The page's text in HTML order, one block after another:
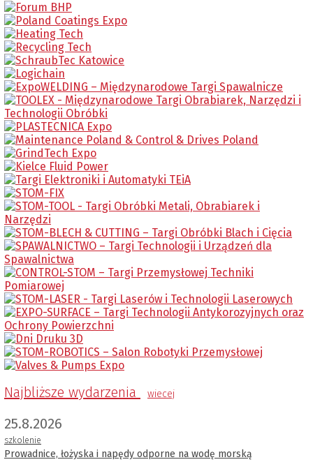
Najbliższe wydarzenia wiecej
25.8.2026
szkolenie
Prowadnice, łożyska i napędy odporne na wodę morską